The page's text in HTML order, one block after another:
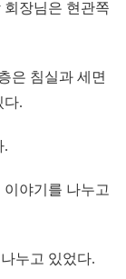
장님은 현관쪽
은 침실과 세면
다.
.
야기를 나누고
누고 있었다.